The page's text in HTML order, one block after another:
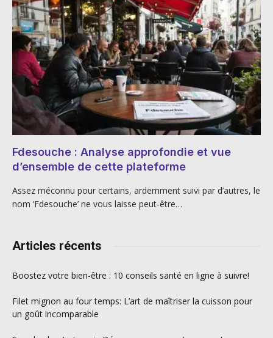
Fdesouche : Analyse approfondie et vue
d’ensemble de cette plateforme
Assez méconnu pour certains, ardemment suivi par d’autres, le
nom ‘Fdesouche’ ne vous laisse peut-être…
Articles récents
Boostez votre bien-être : 10 conseils santé en ligne à suivre!
Filet mignon au four temps: L’art de maîtriser la cuisson pour
un goût incomparable